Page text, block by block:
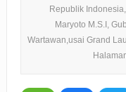
Republik
Maryoto M.S.I,
Wartawan,usai Grand